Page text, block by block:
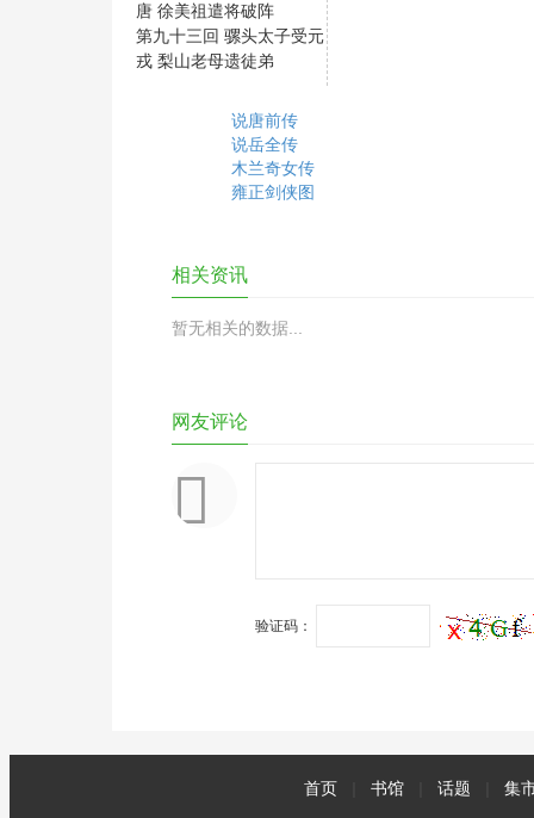
唐 徐美祖遣将破阵
第九十三回 骡头太子受元
戎 梨山老母遗徒弟
说唐前传
说岳全传
木兰奇女传
雍正剑侠图
相关资讯
暂无相关的数据...
网友评论
验证码：
首页 书馆 话题 集